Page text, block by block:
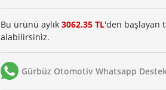
Bu ürünü aylık 3062.35 TL'den başlayan
alabilirsiniz.
Gürbüz Otomotiv Whatsapp